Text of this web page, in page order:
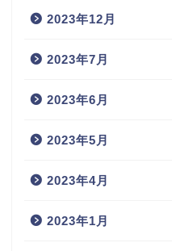
2023年12月
2023年7月
2023年6月
2023年5月
2023年4月
2023年1月